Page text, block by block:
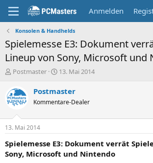
Anmelden
Konsolen & Handhelds
Spielemesse E3: Dokument
Lineup von Sony, Microsoft und
E
s
t
e
e
r
Postmaster
E
s
e
t
a
m
13. Mai 2014
Postmaster
Kommentare-Dealer
13. Mai 2014
Spielemesse E3: Dokument verrät
Sony, Microsoft und Nintendo